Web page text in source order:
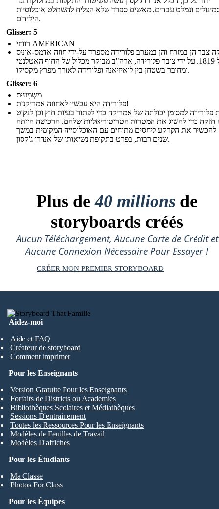
ונמלט עבדים, מאשים ספרד שלא הצליח להשתלט אוכלוסיות
הילידים.
Glisser: 5
רווחי AMERICAN
צבר הן במזרח והן במערב פלורידה מספרד על-ידי חוזה אדמס-אוניס
של 1819. על ידי צובר פלורידה, ארה"ב מבוקר מכלול של החוף האטלנטי
ומחובר בשטחן בין לואיזיאנה ופלורידה לאורך מפרץ מקסיקו.
Glisser: 6
מַשְׁמָעוּת
פלורידה היא עכשיו לאחוזה אמריקנית!
פלורידה למסומן יכולתה של אמריקה כדי לפתור בעיות חוץ וכן לנקוט
חזקה כדי להשיג את המטרות הטריטוריאליות שלהם. הרכישה הייתה
להכשיר את הקרקע ליחסים מתוחים עם האוכלוסייה המקומית במשך
שנים רבות, בפרט בתקופת נשיאותו של אנדרו ג'קסון.
Plus de40 millions de
storyboards créés
Aucun Téléchargement, Aucune Carte de Crédit et
Aucune Connexion Nécessaire Pour Essayer !
CRÉER MON PREMIER STORYBOARD
Aidez-moi
Aide et FAQ
Créateur de storyboard
Comment imprimer
Pour les Étudiants
Ma Classe
Photos For Class
Pour les Enseignants
Version Gratuite Pour les Enseignants
Forfaits de Districts ou Academies
Bibliothèques Scolaires et Médiathèques
Sessions D'entrainement
Toutes les Ressources Pour les Enseignants
Modèles de Feuilles de Travail
Modèles D'affiches
Pour les Équipes